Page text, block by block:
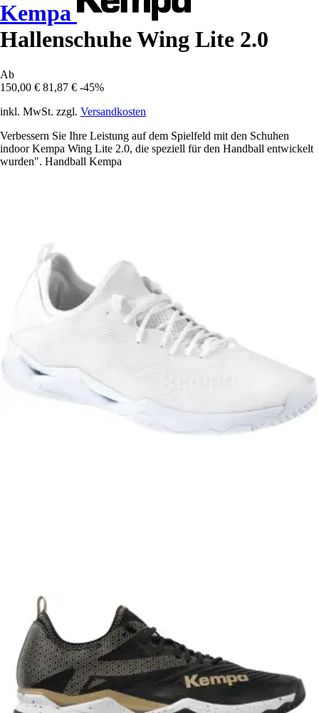
Kempa
Hallenschuhe Wing Lite 2.0
Ab
150,00 € 81,87 € -45%
inkl. MwSt. zzgl. Versandkosten
Verbessern Sie Ihre Leistung auf dem Spielfeld mit den Schuhen
indoor Kempa Wing Lite 2.0, die speziell für den Handball entwickelt
wurden". Handball Kempa